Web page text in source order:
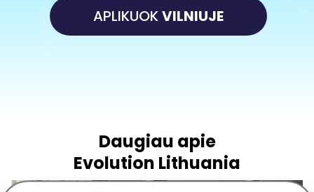
APLIKUOKVILNIUJE
Daugiau apie
Evolution Lithuania